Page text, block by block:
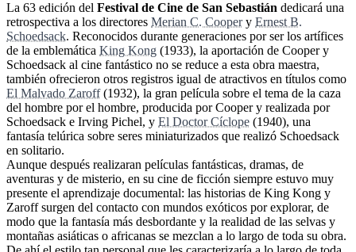
La 63 edición del Festival de Cine de San Sebastián dedicará una
retrospectiva a los directores Merian C. Coopery Ernest B.
Schoedsack. Reconocidos durante generaciones por ser los artífices
de la emblemática King Kong (1933), la aportación de Cooper y
Schoedsack al cine fantástico no se reduce a esta obra maestra,
también ofrecieron otros registros igual de atractivos en títulos como
El Malvado Zaroff(1932), la gran película sobre el tema de la caza
del hombre por el hombre, producida por Cooper y realizada por
Schoedsack e Irving Pichel, y El Doctor Cíclope (1940), una
fantasía telúrica sobre seres miniaturizados que realizó Schoedsack
en solitario.
Aunque después realizaran películas fantásticas, dramas, de
aventuras y de misterio, en su cine de ficción siempre estuvo muy
presente el aprendizaje documental: las historias de King Kong y
Zaroff surgen del contacto con mundos exóticos por explorar, de
modo que la fantasía más desbordante y la realidad de las selvas y
montañas asiáticas o africanas se mezclan a lo largo de toda su obra.